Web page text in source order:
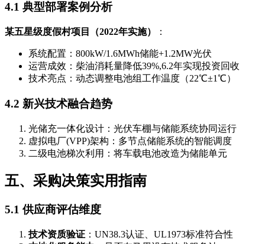
4.1 典型部署案例分析
某五星级度假村项目（2022年实施） ：
系统配置：800kW/1.6MWh储能+1.2MW光伏
运营成效：柴油消耗量降低39%,6.2年实现投资回收
技术亮点：动态调整电池组工作温度（22℃±1℃）
4.2 新兴技术融合趋势
光储充一体化设计：光伏车棚与储能系统协同运行
虚拟电厂(VPP)架构：多节点储能系统的智能调度
二级电池梯次利用：将车载电池改造为储能单元
五、采购决策实用指南
5.1 供应商评估维度
技术资质验证 ：UN38.3认证、UL1973标准符合性